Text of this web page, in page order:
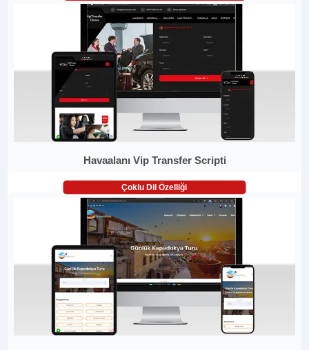
Havaalanı Vip Transfer Scripti
Çoklu Dil Özelliği